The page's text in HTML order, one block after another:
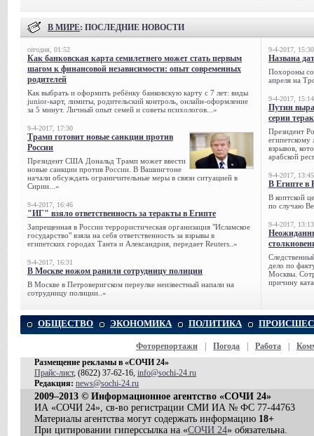
В МИРЕ: ПОСЛЕДНИЕ НОВОСТИ
сегодня, 01:52
Как банковская карта семилетнего может стать первым
шагом к финансовой независимости: опыт современных
родителей
Как выбрать и оформить ребёнку банковскую карту с 7 лет: виды
junior-карт, лимиты, родительский контроль, онлайн-оформление
за 5 минут. Личный опыт семей и советы психологов...»
9-4-2017, 17:30
Трамп готовит новые санкции против
России
Президент США Дональд Трамп может ввести
новые санкции против России. В Вашингтоне
начали обсуждать ограничительные меры в связи ситуацией в
Сирии...»
9-4-2017, 16:46
"ИГ" взяло ответственность за теракты в Египте
Запрещенная в России террористическая организация "Исламское
государство" взяла на себя ответственность за взрывы в
египетских городах Танта и Александрия, передает Reuters..»
9-4-2017, 16:31
В Москве ножом ранили сотрудницу полиции
В Москве в Петроверигском переулке неизвестный напали на
сотрудницу полиции..»
9-4-2017, 15:30
Названа
Похороны
апреля на
9-4-2017, 15:14
Путин
серии
Президент
египетскому
взрывов,
арабской
9-4-2017, 13:45
В Египте в
В коптской
по случаю
9-4-2017, 13:13
дело по
Москвы.
причину
ОБЩЕСТВО ЭКОНОМИКА ПОЛИТИКА
Фоторепортажи Погода Работа
Размещение рекламы в «СОЧИ 24»
Прайс-лист, (8622) 37-62-16, info@sochi-24.ru
Редакция: news@sochi-24.ru
2009–2013 © Информационное агентство «СОЧИ 24»
ИА «СОЧИ 24», св-во регистрации СМИ ИА № ФС 77-44763
Материалы агентства могут содержать информацию 18+
При цитировании гиперссылка на «СОЧИ 24» обязательна.